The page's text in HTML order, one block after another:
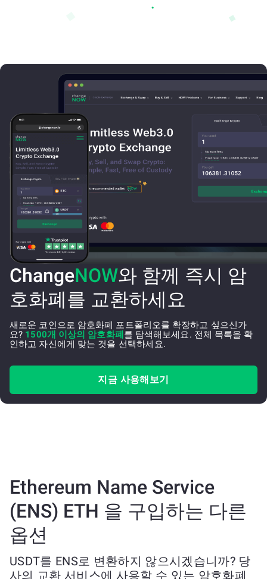
ChangeNOW와 함께 즉시 암
호화폐를 교환하세요
새로운 코인으로 암호화폐 포트폴리오를 확장하고 싶으신가
요? 1500개 이상의 암호화폐 를 탐색해보세요. 전체 목록을 확
인하고 자신에게 맞는 것을 선택하세요.
지금 사용해보기
Ethereum Name Service
(ENS) ETH 을 구입하는 다른
옵션
USDT를 ENS로 변환하지 않으시겠습니까? 당
사의 교환 서비스에 사용할 수 있는 암호화폐